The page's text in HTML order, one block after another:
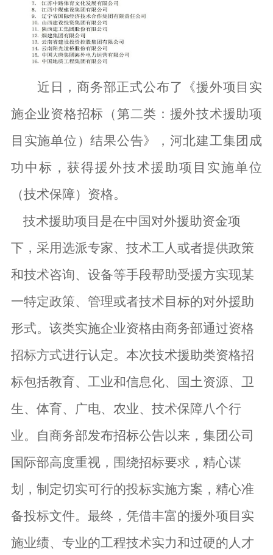
近日，商务部正式公布了《援外项目实
施企业资格招标（第二类：援外技术援助项
目实施单位）结果公告》，河北建工集团成
功中标，获得援外技术援助项目实施单位
（技术保障）资格。
技术援助项目是在中国对外援助资金项
下， 采用选派专家、技术工人或者提供政策
和技术咨询、设备等手段帮助受援方实现某
一特定政策、管理或者技术目标的对外援助
形式。 该类实施企业资格由商务部通过资格
招标方式进行认定。本次技术援助类资格招
标包括教育、工业和信息化、国土资源、卫
生、体育、广电、农业、技术保障八个行
业。自商务部发布招标公告以来， 集团公司
国际部高度重视，围绕招标要求，精心谋
划，制定切实可行的投标实施方案，精心准
备投标文件。最终，凭借丰富的援外项目实
施业绩、专业的工程技术实力和过硬的人才